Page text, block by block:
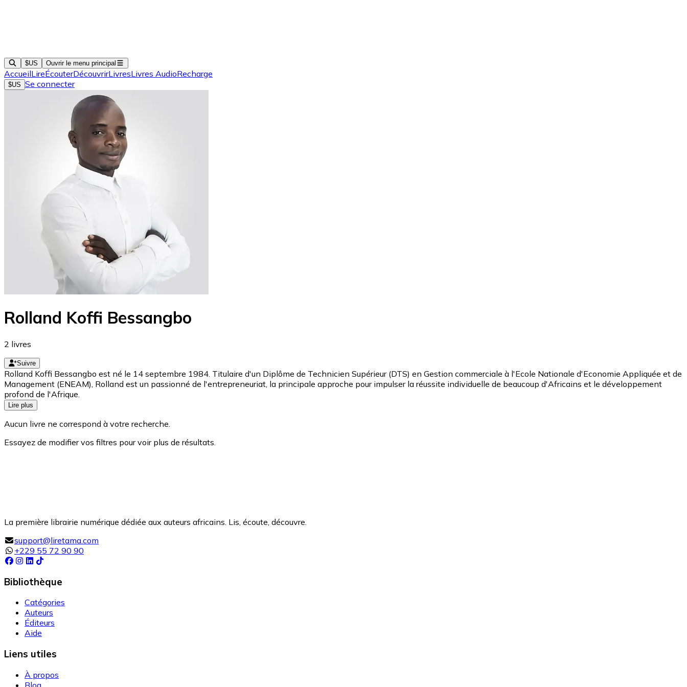
$US Ouvrir le menu principal
AccueilLireÉcouterDécouvrirLivresLivres AudioRecharge
$US Se connecter
Rolland Koffi Bessangbo
2 livres
Suivre
Rolland Koffi Bessangbo est né le 14 septembre 1984. Titulaire d'un Diplôme de Technicien Supérieur (DTS) en Gestion commerciale à l'Ecole Nationale d'Economie Appliquée et de
Management (ENEAM), Rolland est un passionné de l'entrepreneuriat, la principale approche pour impulser la réussite individuelle de beaucoup d'Africains et le développement
profond de l'Afrique.
Lire plus
Aucun livre ne correspond à votre recherche.
Essayez de modifier vos filtres pour voir plus de résultats.
La première librairie numérique dédiée aux auteurs africains. Lis, écoute, découvre.
support@liretama.com
+229 55 72 90 90
Bibliothèque
Catégories
Auteurs
Éditeurs
Aide
Liens utiles
À propos
Blog